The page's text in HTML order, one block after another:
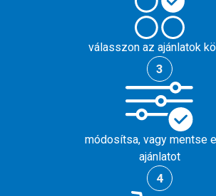
válasszon az ajánlatok
3
módosítsa, vagy mentse
ajánlatot
4